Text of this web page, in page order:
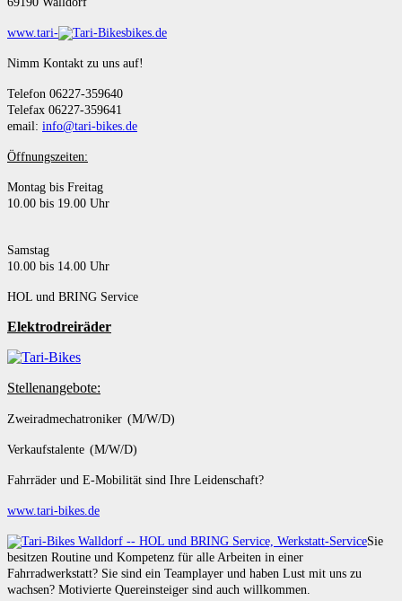
www.tari- bikes.de
Nimm Kontakt zu uns auf!
Telefon 06227-359640
Telefax 06227-359641
email: info@tari-bikes.de
Öffnungszeiten:
Montag bis Freitag
10.00 bis 19.00 Uhr
Samstag
10.00 bis 14.00 Uhr
HOL und BRING Service
Elektrodreiräder
Stellenangebote:
Zweiradmechatroniker (M/W/D)
Verkaufstalente (M/W/D)
Fahrräder und E-Mobilität sind Ihre Leidenschaft?
www.tari-bikes.de
Sie
besitzen Routine und Kompetenz für alle Arbeiten in einer
Fahrradwerkstatt? Sie sind ein Teamplayer und haben Lust mit uns zu
wachsen? Motivierte Quereinsteiger sind auch willkommen.